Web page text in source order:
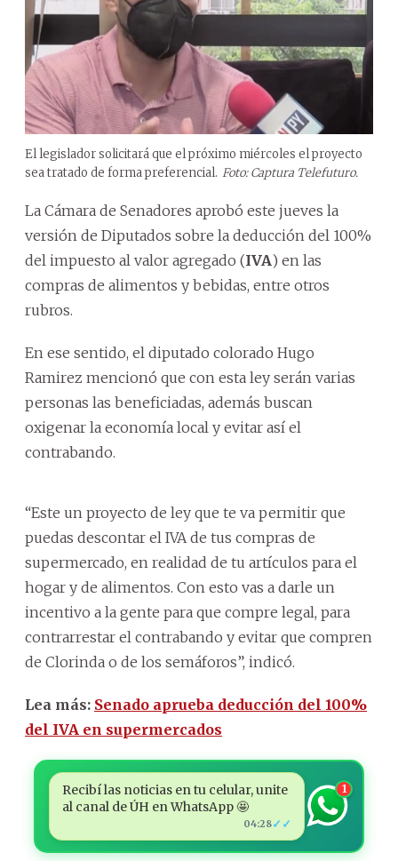
El legislador solicitará que el próximo miércoles el proyecto
sea tratado de forma preferencial. Foto: Captura Telefuturo.
La Cámara de Senadores aprobó este jueves la
versión de Diputados sobre la deducción del 100%
del impuesto al valor agregado (IVA) en las
compras de alimentos y bebidas, entre otros
rubros.
En ese sentido, el diputado colorado Hugo
Ramirez mencionó que con esta ley serán varias
personas las beneficiadas, además buscan
oxigenar la economía local y evitar así el
contrabando.
“Este un proyecto de ley que te va permitir que
puedas descontar el IVA de tus compras de
supermercado, en realidad de tu artículos para el
hogar y de alimentos. Con esto vas a darle un
incentivo a la gente para que compre legal, para
contrarrestar el contrabando y evitar que compren
de Clorinda o de los semáforos”, indicó.
Lea más: Senado aprueba deducción del 100%
del IVA en supermercados
Recibí las noticias en tu celular, unite
al canal de ÚH en WhatsApp 🤩
04:28✓✓
1